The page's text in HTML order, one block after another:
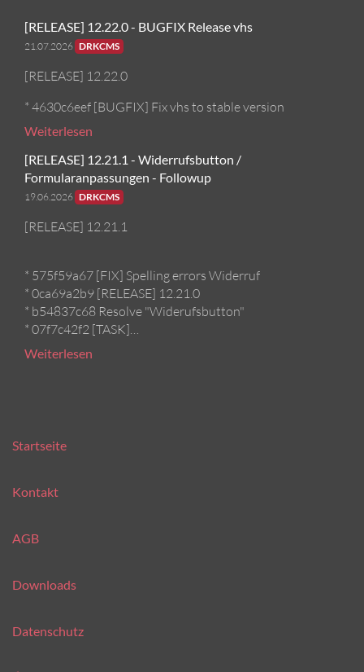
[RELEASE] 12.22.0 - BUGFIX Release vhs
21.07.2026 DRKCMS
[RELEASE] 12.22.0
* 4630c6eef [BUGFIX] Fix vhs to stable version
Weiterlesen
[RELEASE] 12.21.1 - Widerrufsbutton /
Formularanpassungen - Followup
19.06.2026 DRKCMS
[RELEASE] 12.21.1
* 575f59a67 [FIX] Spelling errors Widerruf
* 0ca69a2b9 [RELEASE] 12.21.0
* b54837c68 Resolve "Widerufsbutton"
* 07f7c42f2 [TASK]…
Weiterlesen
Startseite
Kontakt
AGB
Downloads
Datenschutz